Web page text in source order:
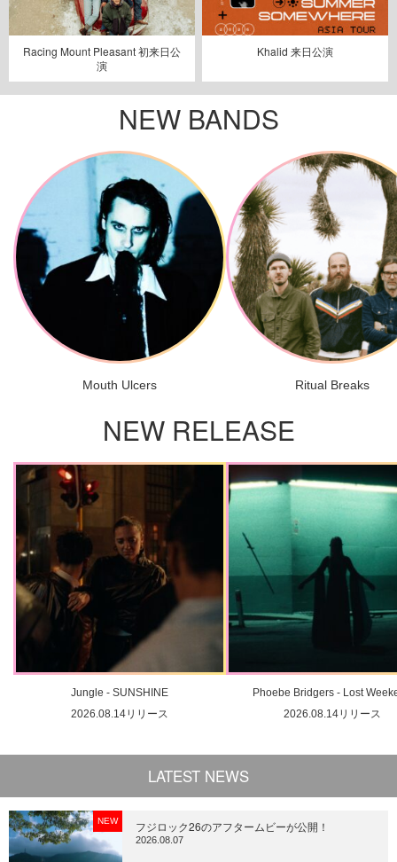
Racing Mount Pleasant 初来日公
演
Khalid 来日公演
NEW BANDS
Mouth Ulcers Ritual Breaks
NEW RELEASE
Jungle - SUNSHINE
2026.08.14リリース
Phoebe Bridgers - Lost
2026.08.14リリース
LATEST NEWS
NEW フジロック26のアフタームビーが公開！
2026.08.07